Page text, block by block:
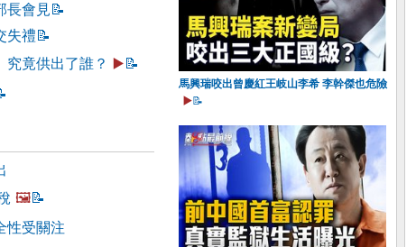
長會見 📝
失禮 📝
究竟供出了誰？ ▶️ 📝
🖼️📝
性受關注
馬興瑞咬出曾慶紅王岐山李希 李幹傑也危險
▶️📝